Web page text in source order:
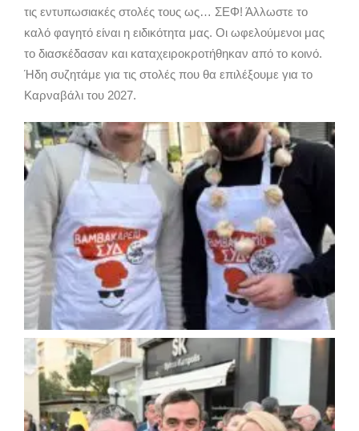
τις εντυπωσιακές στολές τους ως… ΣΕΦ! Άλλωστε το
καλό φαγητό είναι η ειδικότητα μας. Οι ωφελούμενοι μας
το διασκέδασαν και καταχειροκροτήθηκαν από το κοινό.
Ήδη συζητάμε για τις στολές που θα επιλέξουμε για το
Καρναβάλι του 2027.